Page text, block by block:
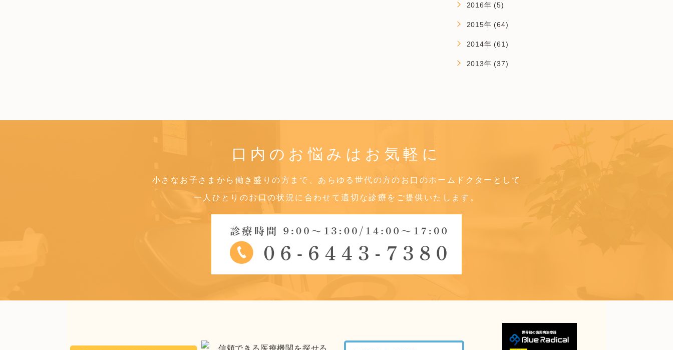
2016年 (5)
2015年 (64)
2014年 (61)
2013年 (37)
口内のお悩みは お気軽に
小さなお子さまから働き盛りの方まで、あらゆる世代の方のお口のホームドクターとして
一人ひとりのお口の状況に合わせて適切な診療をご提供いたします。